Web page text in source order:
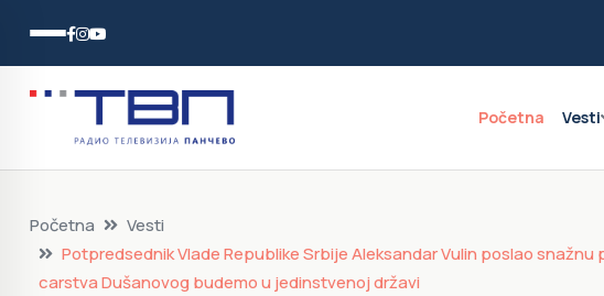
Početna Vesti
Početna
Vesti
Potpredsednik Vlade Republike Srbije Aleksandar Vulin poslao
carstva Dušanovog budemo u jedinstvenoj državi